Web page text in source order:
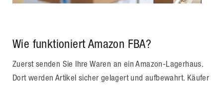
Wie funktioniert Amazon FBA?
Zuerst senden Sie Ihre Waren an ein Amazon-Lagerhaus.
Dort werden Artikel sicher gelagert und aufbewahrt. Käufer